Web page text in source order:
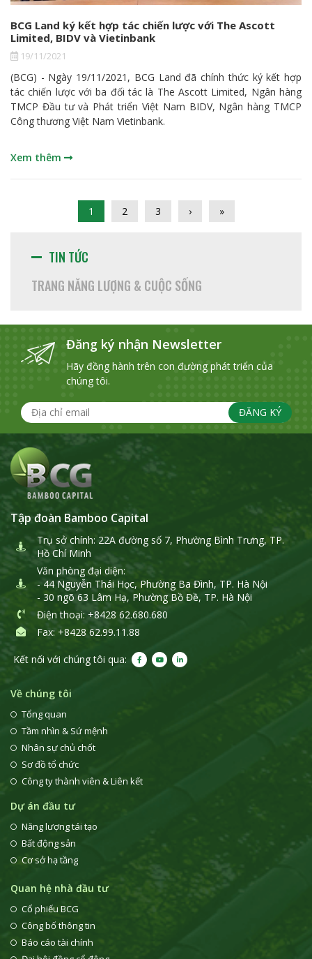
BCG Land ký kết hợp tác chiến lược với The Ascott
Limited, BIDV và Vietinbank
19/11/2021
(BCG) - Ngày 19/11/2021, BCG Land đã chính thức ký kết hợp
tác chiến lược với ba đối tác là The Ascott Limited, Ngân hàng
TMCP Đầu tư và Phát triển Việt Nam BIDV, Ngân hàng TMCP
Công thương Việt Nam Vietinbank.
Xem thêm
1 2 3 › »
TIN TỨC
TRANG NĂNG LƯỢNG & CUỘC SỐNG
Đăng ký nhận Newsletter
Hãy đồng hành trên con đường phát triển của
chúng tôi.
ĐĂNG KÝ
Tập đoàn Bamboo Capital
Trụ sở chính: 22A đường số 7, Phường Bình Trưng, TP.
Hồ Chí Minh
Văn phòng đại diện:
- 44 Nguyễn Thái Học, Phường Ba Đình, TP. Hà Nội
- 30 ngõ 63 Lâm Hạ, Phường Bồ Đề, TP. Hà Nội
Điện thoại: +8428 62.680.680
Fax: +8428 62.99.11.88
Kết nối với chúng tôi qua:
Về chúng tôi
Tổng quan
Tầm nhìn & Sứ mệnh
Nhân sự chủ chốt
Sơ đồ tổ chức
Công ty thành viên & Liên kết
Dự án đầu tư
Năng lượng tái tạo
Bất động sản
Cơ sở hạ tầng
Quan hệ nhà đầu tư
Cổ phiếu BCG
Công bố thông tin
Báo cáo tài chính